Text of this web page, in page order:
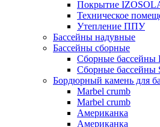
Покрытие
Техническое
Утепление ППУ
Бассейны надувные
Бассейны сборные
Сборные бассейны
Сборные бассейны
Бордюрный камень для
Marbel crumb
Marbel crumb
Американка
Американка